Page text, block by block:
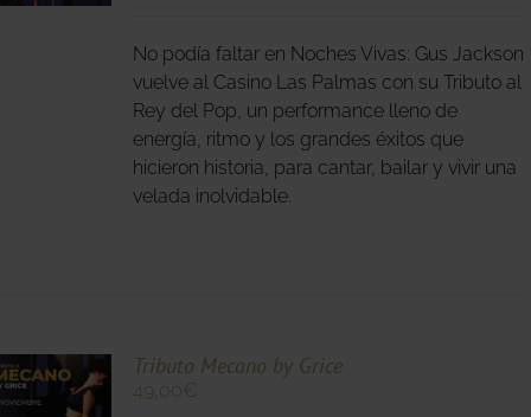
No podía faltar en Noches Vivas: Gus Jackson
vuelve al Casino Las Palmas con su Tributo al
Rey del Pop, un performance lleno de
energía, ritmo y los grandes éxitos que
hicieron historia, para cantar, bailar y vivir una
velada inolvidable.
Tributo Mecano by Grice
49,00€